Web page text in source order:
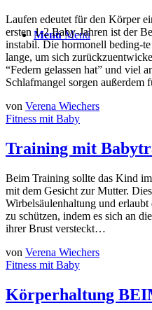
Menü Menü
Laufen edeutet für den Körper
ersten 1-2 Baby-Jahren ist der
instabil. Die hormonell beding-
lange, um sich
“Federn gelassen hat” und viel
Schlafmangel sorgen
von Verena Wiechers
Fitness mit Baby
Training mit
Beim Training sollte das Kind
mit dem Gesicht zur Mutter.
Wirbelsäulenhaltung und
zu schützen, indem es sich an
ihrer Brust versteckt…
von Verena Wiechers
Fitness mit Baby
Körperhaltung